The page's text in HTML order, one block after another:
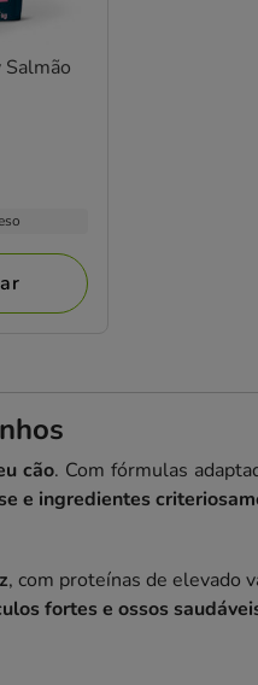
Salmão
cão. Com fórmulas
e ingredientes
, com proteínas de elevado
fortes e ossos